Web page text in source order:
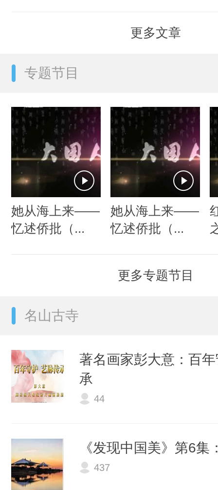
更多文章
专题节目
她从海上来——
忆述侨批（...
她从海上来——
忆述侨批（...
更多专题节目
名山古寺
著名画家彭大意：百
承
44
《发现中国美》第6集
437